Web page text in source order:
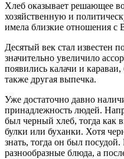
Хлеб оказывает решающее
хозяйственную и
имела близкие отношения с
Десятый век стал известен
значительно увеличило
появились калачи и
также другая выпечка.
Уже достаточно давно
принадлежность людей.
был черный хлеб, тогда
булки или буханки. Хотя
знать, тогда он был
разнообразные блюда, а